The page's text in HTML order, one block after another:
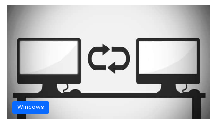
Windows